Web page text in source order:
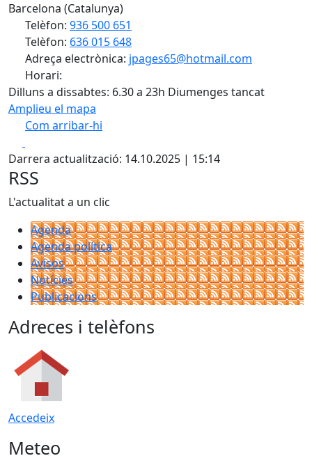
Barcelona (Catalunya)
Telèfon: 936 500 651
Telèfon: 636 015 648
Adreça electrònica: jpages65@hotmail.com
Horari:
Dilluns a dissabtes: 6.30 a 23h Diumenges tancat
Amplieu el mapa
Com arribar-hi
+
−
Darrera actualització: 14.10.2025 | 15:14
RSS
L'actualitat a un clic
Agenda
Agenda política
Avisos
Notícies
Publicacions
Adreces i telèfons
Accedeix
Meteo